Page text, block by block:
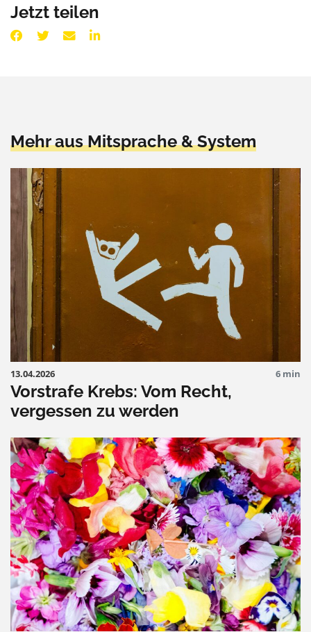
Jetzt teilen
Mehr aus Mitsprache & System
13.04.2026 6 min
Vorstrafe Krebs: Vom Recht,
vergessen zu werden